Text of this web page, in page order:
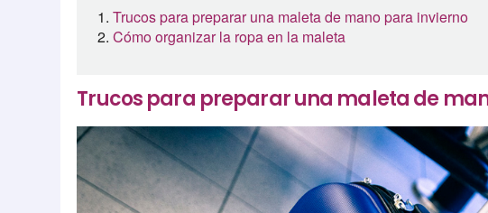
Trucos para preparar una maleta de mano para invierno
Cómo organizar la ropa en la maleta
Trucos para preparar una maleta de